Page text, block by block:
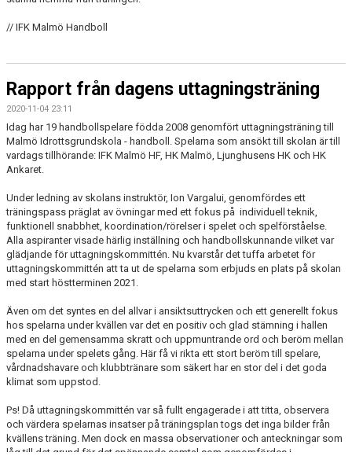
// IFK Malmö Handboll
Rapport från dagens uttagningsträning
2020-11-04 23:11
Idag har 19 handbollspelare födda 2008 genomfört uttagningsträning till
Malmö Idrottsgrundskola - handboll. Spelarna som ansökt till skolan är till
vardags tillhörande: IFK Malmö HF, HK Malmö, Ljunghusens HK och HK
Ankaret.
Under ledning av skolans instruktör, Ion Vargalui, genomfördes ett
träningspass präglat av övningar med ett fokus på individuell teknik,
funktionell snabbhet, koordination/rörelser i spelet och spelförståelse.
Alla aspiranter visade härlig inställning och handbollskunnande vilket var
glädjande för uttagningskommittén. Nu kvarstår det tuffa arbetet för
uttagningskommittén att ta ut de spelarna som erbjuds en plats på skolan
med start höstterminen 2021.
Även om det syntes en del allvar i ansiktsuttrycken och ett generellt fokus
hos spelarna under kvällen var det en positiv och glad stämning i hallen
med en del gemensamma skratt och uppmuntrande ord och beröm mellan
spelarna under spelets gång. Här få vi rikta ett stort beröm till spelare,
vårdnadshavare och klubbtränare som säkert har en stor del i det goda
klimat som uppstod.
Ps! Då uttagningskommittén var så fullt engagerade i att titta, observera
och värdera spelarnas insatser på träningsplan togs det inga bilder från
kvällens träning. Men dock en massa observationer och anteckningar som
låg till det grund för det spännande samtal som genomfördes i